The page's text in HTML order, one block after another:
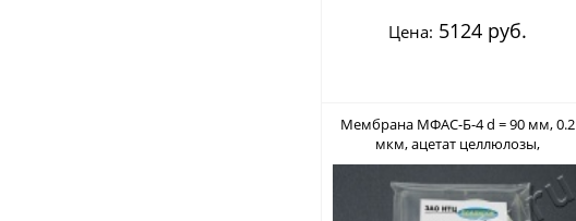
Цена: 5124 руб.
Мембрана МФАС-Б-4 d = 90 мм, 0.2
мкм, ацетат целлюлозы,
нестерильный (Владипор)